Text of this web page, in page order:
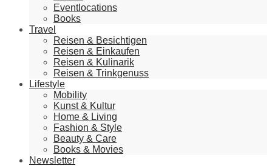
Eventlocations
Books
Travel
Reisen & Besichtigen
Reisen & Einkaufen
Reisen & Kulinarik
Reisen & Trinkgenuss
Lifestyle
Mobility
Kunst & Kultur
Home & Living
Fashion & Style
Beauty & Care
Books & Movies
Newsletter